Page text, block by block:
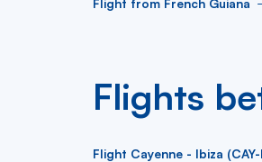
Flight from French Guiana
Flights
Flight Cayenne - Ibiza (CAY-